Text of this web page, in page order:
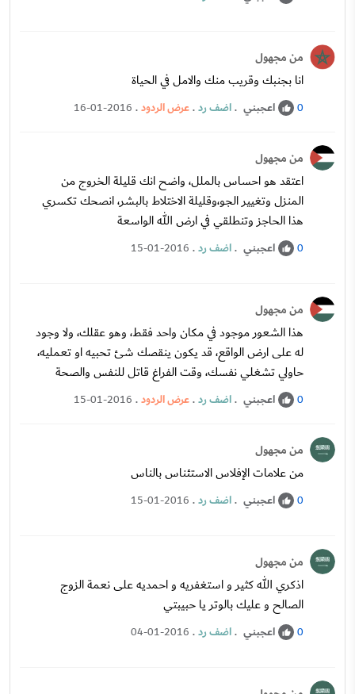
من مجهول
انا بجنبك وقريب منك والامل في الحياة
0 اعجبني .اضف رد.عرض الردود.
16-01-2016
من مجهول
اعتقد هو احساس بالملل، واضح انك قليلة الخروج من
المنزل وتغيير الجو،وقليلة الاختلاط بالبشر، انصحك تكسري
هذا الحاجز وتنطلقي في ارض الله الواسعة
0 اعجبني .اضف رد.
15-01-2016
من مجهول
هذا الشعور موجود في مكان واحد فقط، وهو عقلك، ولا وجود
له على ارض الواقع، قد يكون ينقصك شئ تحبيه او تعمليه،
حاولي تشغلي نفسك، وقت الفراغ قاتل للنفس والصحة
0 اعجبني .اضف رد.عرض الردود.
15-01-2016
من مجهول
من علامات الإفلاس الاستئناس بالناس
0 اعجبني .اضف رد.
15-01-2016
من مجهول
اذكري الله كثير و استغفريه و احمديه على نعمة الزوج
الصالح و عليك بالوتر يا حبيبتي
0 اعجبني .اضف رد.
04-01-2016